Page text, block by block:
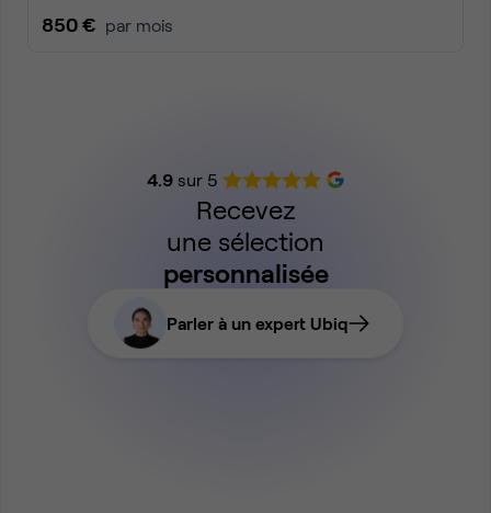
850 € par mois
4.9sur 5
Recevez
une sélection
personnalisée
Parler à un expert Ubiq